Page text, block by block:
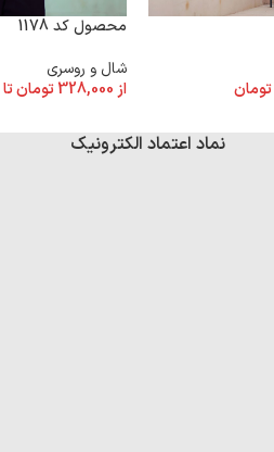
تومان
محصول کد 1178
شال و روسری
از 328,000 تومانتا
نماد اعتماد الکترونیک